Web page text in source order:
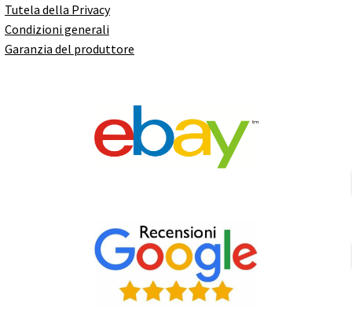
Tutela della Privacy
Condizioni generali
Garanzia del produttore